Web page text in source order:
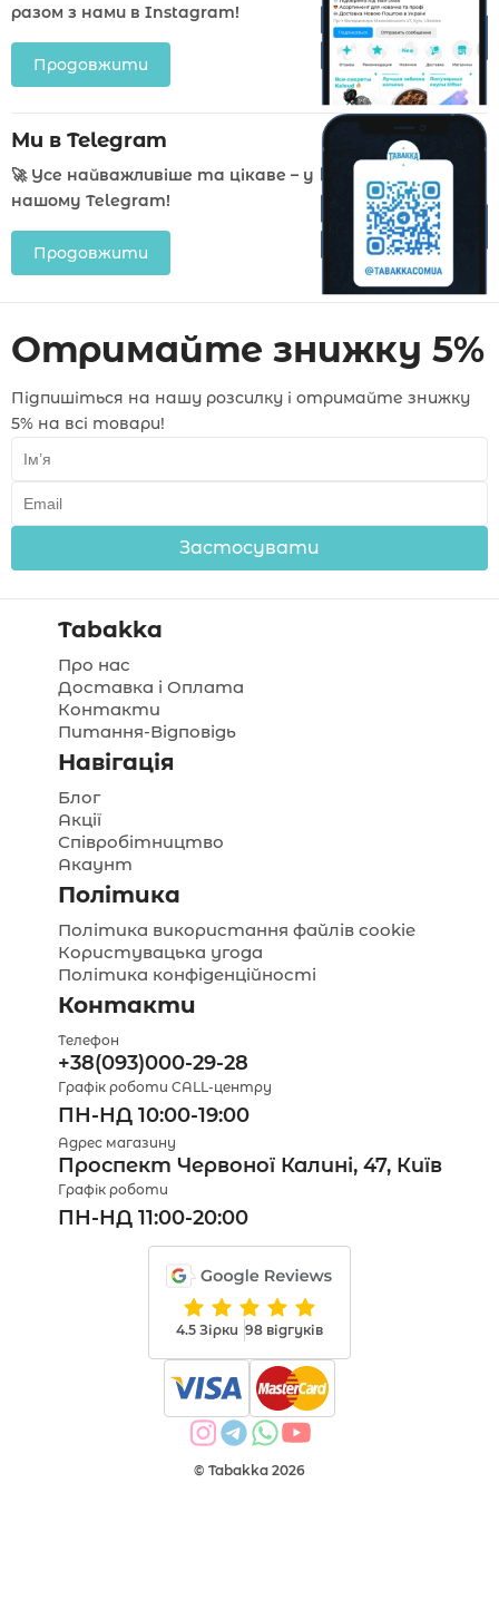
разом з нами в Instagram!
Продовжити
Ми в Telegram
🚀 Усе найважливіше та цікаве – у
нашому Telegram!
Продовжити
Отримайте знижку 5%
Підпишіться на нашу розсилку і отримайте знижку
5% на всі товари!
Застосувати
Tabakka
Про нас
Доставка і Оплата
Контакти
Питання-Відповідь
Навігація
Блог
Акції
Співробітництво
Акаунт
Політика
Політика використання файлів cookie
Користувацька угода
Політика конфіденційності
Контакти
Телефон
+38(093)000-29-28
Графік роботи CALL-центру
ПН-НД 10:00-19:00
Адрес магазину
Проспект Червоної Калині, 47, Київ
Графік роботи
ПН-НД 11:00-20:00
4.5 Зірки 98 відгуків
© Tabakka 2026